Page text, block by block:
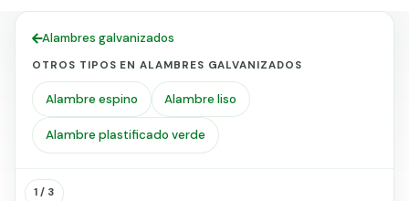
Panel malla H.
Poste malla Hércules
Alambre de espino galvanizado
Alambre liso galvanizado
Malla ocultación 70 g/m² verde
Alambres galvanizados
OTROS TIPOS EN ALAMBRES GALVANIZADOS
Alambre espino Alambre liso
Alambre plastificado verde
1 / 3
Alambre
Alambre